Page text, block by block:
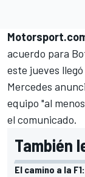
acuerdo para
este jueves
Mercedes
equipo "al
el comunicado.
También
El camino a la